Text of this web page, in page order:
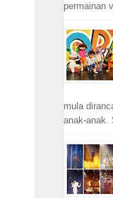
permainan
mula
anak-anak.